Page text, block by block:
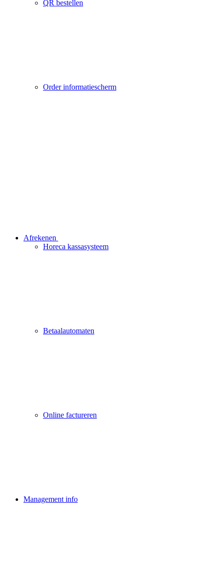
QR bestellen
Order informatiescherm
Afrekenen
Horeca kassasysteem
Betaalautomaten
Online factureren
Management info